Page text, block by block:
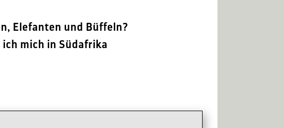
Elefanten und Büffeln?
ich mich in Südafrika